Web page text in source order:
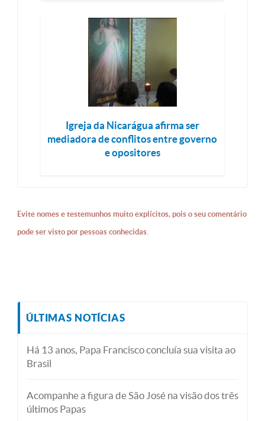
Igreja da Nicarágua afirma ser
mediadora de conflitos entre governo
e opositores
Evite nomes e testemunhos muito explícitos, pois o seu comentário
pode ser visto por pessoas conhecidas.
ÚLTIMAS NOTÍCIAS
Há 13 anos, Papa Francisco concluía sua visita ao
Brasil
Acompanhe a figura de São José na visão dos três
últimos Papas